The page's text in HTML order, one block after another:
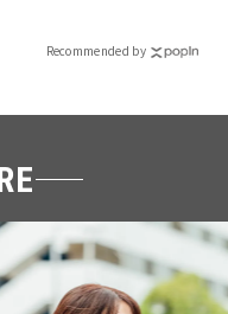
Recommended by